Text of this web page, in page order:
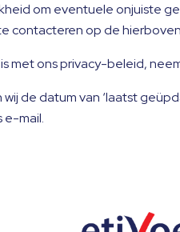
om eventuele onjuiste
contacteren op de
met ons privacy-beleid,
de datum van ‘laatst
e-mail.